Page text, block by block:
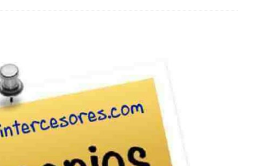
cristiano desde Tenerife